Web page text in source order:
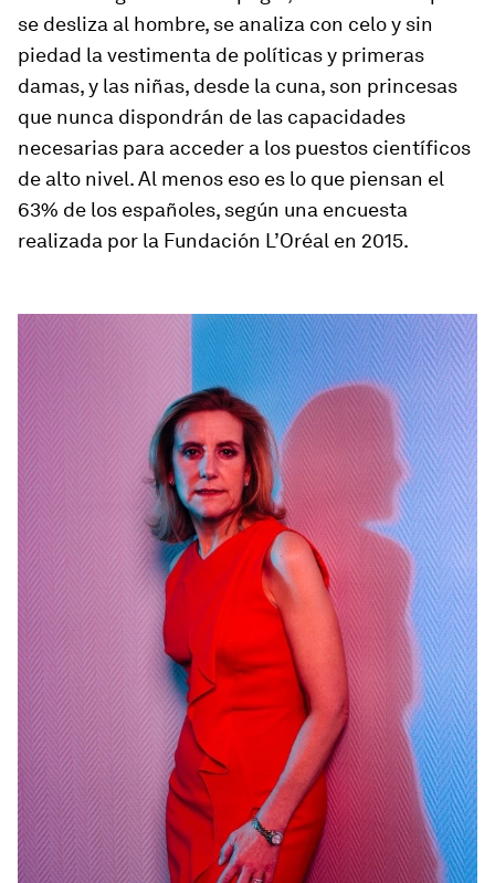
se desliza al hombre, se analiza con celo y sin
piedad la vestimenta de políticas y primeras
damas, y las niñas, desde la cuna, son princesas
que nunca dispondrán de las capacidades
necesarias para acceder a los puestos científicos
de alto nivel. Al menos eso es lo que piensan el
63% de los españoles, según una encuesta
realizada por la Fundación L’Oréal en 2015.